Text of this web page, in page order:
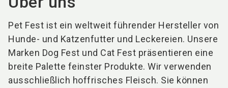
Pet Fest ist ein weltweit führender Hersteller von
Hunde- und Katzenfutter und Leckereien. Unsere
Marken Dog Fest und Cat Fest präsentieren eine
breite Palette feinster Produkte. Wir verwenden
ausschließlich hoffrisches Fleisch. Sie können